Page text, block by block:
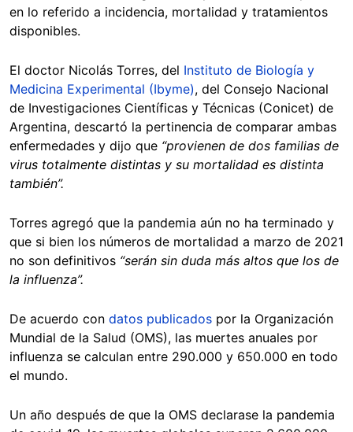
en lo referido a incidencia, mortalidad y tratamientos
disponibles.
El doctor Nicolás Torres, del Instituto de Biología y
Medicina Experimental (Ibyme), del Consejo Nacional
de Investigaciones Científicas y Técnicas (Conicet) de
Argentina, descartó la pertinencia de comparar ambas
enfermedades y dijo que “provienen de dos familias de
virus totalmente distintas y su mortalidad es distinta
también”.
Torres agregó que la pandemia aún no ha terminado y
que si bien los números de mortalidad a marzo de 2021
no son definitivos “serán sin duda más altos que los de
la influenza”.
De acuerdo con datos publicados por la Organización
Mundial de la Salud (OMS), las muertes anuales por
influenza se calculan entre 290.000 y 650.000 en todo
el mundo.
Un año después de que la OMS declarase la pandemia